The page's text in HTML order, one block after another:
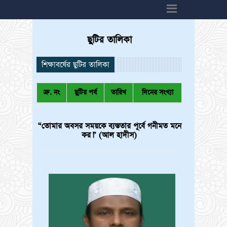
ছুটির তালিকা
শিক্ষাবর্ষের ছুটির তালিকা
ক্র. নং ছুটির পর্ব তারিখ দিনের সংখ্যা
“তোমার অবসর সময়কে ব্যস্ততার পূর্বে গনীমত মনে
কর।” (আল হাদীস)